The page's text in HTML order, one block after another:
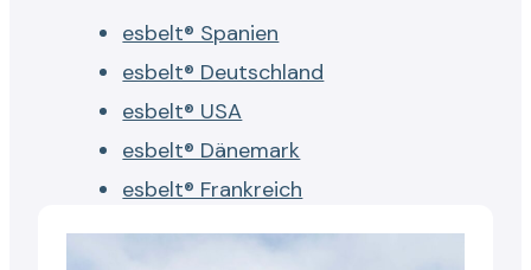
esbelt® Spanien
esbelt® Deutschland
esbelt® USA
esbelt® Dänemark
esbelt® Frankreich